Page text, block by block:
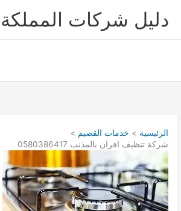
دليل شركات المملكة
الرئيسية
خدمات القصيم
شركة تنظيف افران بالمذنب 0580386417